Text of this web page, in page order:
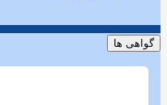
گواهی ها